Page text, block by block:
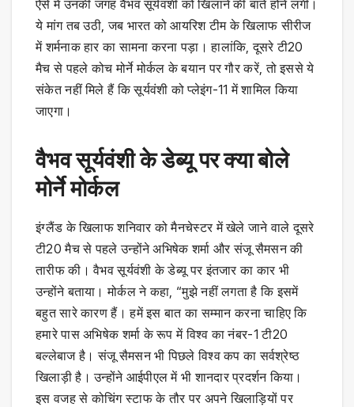
ऐसे में उनकी जगह वैभव सूर्यवंशी को खिलाने की बातें होने लगीं।
ये मांग तब उठी, जब भारत को आयरिश टीम के खिलाफ सीरीज
में शर्मनाक हार का सामना करना पड़ा। हालांकि, दूसरे टी20
मैच से पहले कोच मोर्ने मोर्कल के बयान पर गौर करें, तो इससे ये
संकेत नहीं मिले हैं कि सूर्यवंशी को प्लेइंग-11 में शामिल किया
जाएगा।
वैभव सूर्यवंशी के डेब्यू पर क्या बोले
मोर्ने मोर्कल
इंग्लैंड के खिलाफ शनिवार को मैनचेस्टर में खेले जाने वाले दूसरे
टी20 मैच से पहले उन्होंने अभिषेक शर्मा और संजू सैमसन की
तारीफ की। वैभव सूर्यवंशी के डेब्यू पर इंतजार का कार भी
उन्होंने बताया। मोर्कल ने कहा, “मुझे नहीं लगता है कि इसमें
बहुत सारे कारण हैं। हमें इस बात का सम्मान करना चाहिए कि
हमारे पास अभिषेक शर्मा के रूप में विश्व का नंबर-1 टी20
बल्लेबाज है। संजू सैमसन भी पिछले विश्व कप का सर्वश्रेष्ठ
खिलाड़ी है। उन्होंने आईपीएल में भी शानदार प्रदर्शन किया।
इस वजह से कोचिंग स्टाफ के तौर पर अपने खिलाड़ियों पर